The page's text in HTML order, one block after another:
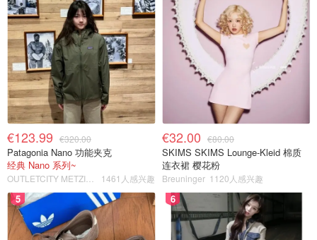
€123.99 €320.00
Patagonia Nano 功能夹克
经典 Nano 系列~
1461人感兴趣
€32.00 €80.00
SKIMS SKIMS Lounge-Kleid 棉质
连衣裙 樱花粉
Breuninger 1120人感兴趣
5 6